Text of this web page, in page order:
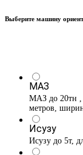
Выберите машину
МАЗ
МАЗ до 20тн ,
метров,
Исузу
Исузу до 5т,